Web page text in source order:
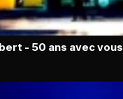
- 50 ans avec vous